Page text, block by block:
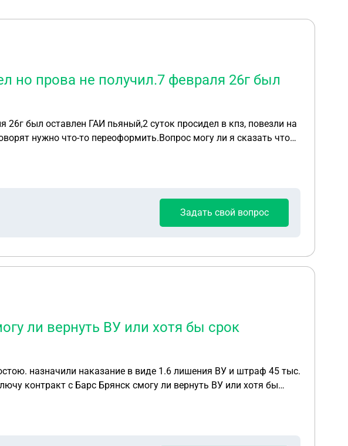
но прова не получил.7 февраля 26г был
был оставлен ГАИ пьяный,2 суток просидел в кпз, повезли на
нужно что-то переоформить.Вопрос могу ли я сказать что
Задать свой вопрос
ли вернуть ВУ или хотя бы срок
назначили наказание в виде 1.6 лишения ВУ и штраф 45 тыс.
контракт с Барс Брянск смогу ли вернуть ВУ или хотя бы